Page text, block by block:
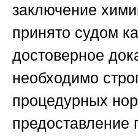
заключение
принято судом
достоверное
необходимо
процедурных
предоставление